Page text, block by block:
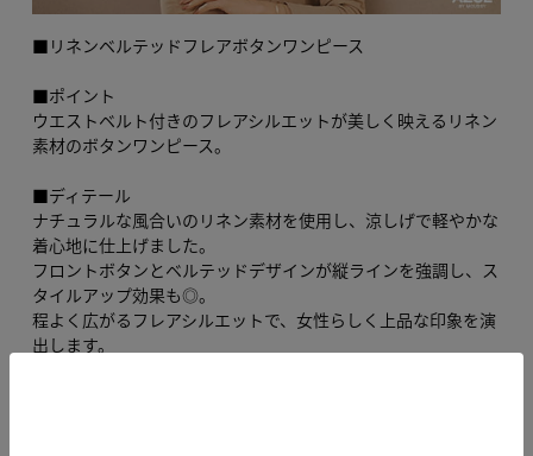
■リネンベルテッドフレアボタンワンピース
■ポイント
ウエストベルト付きのフレアシルエットが美しく映えるリネン
素材のボタンワンピース。
■ディテール
ナチュラルな風合いのリネン素材を使用し、涼しげで軽やかな
着心地に仕上げました。
フロントボタンとベルテッドデザインが縦ラインを強調し、ス
タイルアップ効果も◎。
程よく広がるフレアシルエットで、女性らしく上品な印象を演
出します。